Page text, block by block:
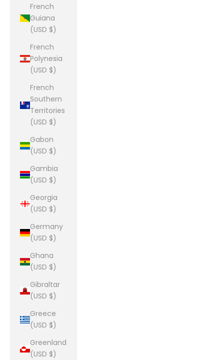
French
Guiana
(USD $)
French
Polynesia
(USD $)
French
Southern
Territories
(USD $)
Gabon
(USD $)
Gambia
(USD $)
Georgia
(USD $)
Germany
(USD $)
Ghana
(USD $)
Gibraltar
(USD $)
Greece
(USD $)
Greenland
(USD $)